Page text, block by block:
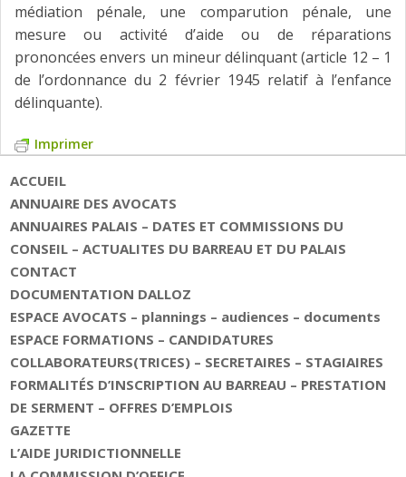
médiation pénale, une comparution pénale, une
mesure ou activité d’aide ou de réparations
prononcées envers un mineur délinquant (article 12 – 1
de l’ordonnance du 2 février 1945 relatif à l’enfance
délinquante).
Imprimer
ACCUEIL
ANNUAIRE DES AVOCATS
ANNUAIRES PALAIS – DATES ET COMMISSIONS DU
CONSEIL – ACTUALITES DU BARREAU ET DU PALAIS
CONTACT
DOCUMENTATION DALLOZ
ESPACE AVOCATS – plannings – audiences – documents
ESPACE FORMATIONS – CANDIDATURES
COLLABORATEURS(TRICES) – SECRETAIRES – STAGIAIRES
FORMALITÉS D’INSCRIPTION AU BARREAU – PRESTATION
DE SERMENT – OFFRES D’EMPLOIS
GAZETTE
L’AIDE JURIDICTIONNELLE